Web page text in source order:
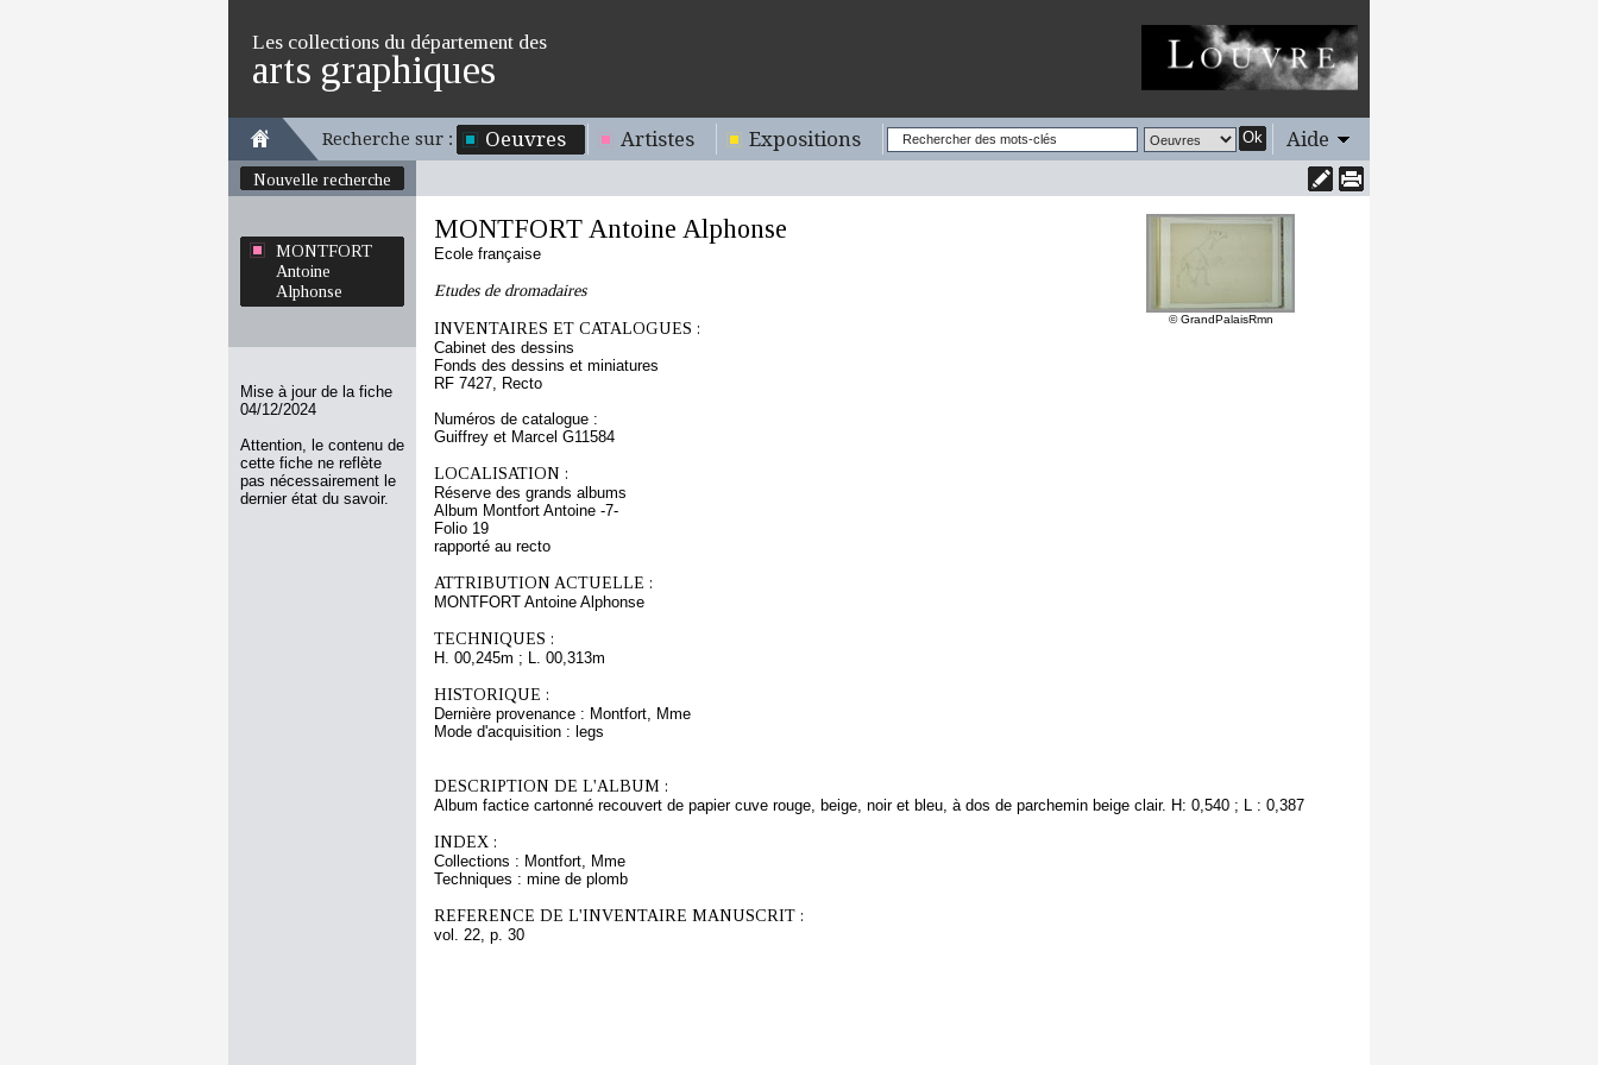
Les collections du département des
arts graphiques
Recherche sur : Oeuvres Artistes Expositions Ok Aide
Nouvelle recherche
MONTFORT
Antoine
Alphonse
Mise à jour de la fiche
04/12/2024
Attention, le contenu de
cette fiche ne reflète
pas nécessairement le
dernier état du savoir.
© GrandPalaisRmn
MONTFORT Antoine Alphonse
Ecole française
Etudes de dromadaires
INVENTAIRES ET CATALOGUES :
Cabinet des dessins
Fonds des dessins et miniatures
RF 7427, Recto
Numéros de catalogue :
Guiffrey et Marcel G11584
LOCALISATION :
Réserve des grands albums
Album Montfort Antoine -7-
Folio 19
rapporté au recto
ATTRIBUTION ACTUELLE :
MONTFORT Antoine Alphonse
TECHNIQUES :
H. 00,245m ; L. 00,313m
HISTORIQUE :
Dernière provenance : Montfort, Mme
Mode d'acquisition : legs
DESCRIPTION DE L'ALBUM :
Album factice cartonné recouvert de papier cuve rouge, beige, noir et bleu, à dos de parchemin beige clair. H: 0,540 ; L : 0,387
INDEX :
Collections : Montfort, Mme
Techniques : mine de plomb
REFERENCE DE L'INVENTAIRE MANUSCRIT :
vol. 22, p. 30